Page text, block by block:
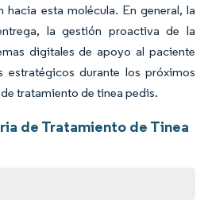
esta molécula. En general, la
la gestión proactiva de la
digitales de apoyo al paciente
estratégicos durante los próximos
tratamiento de tinea pedis.
de Tratamiento de Tinea